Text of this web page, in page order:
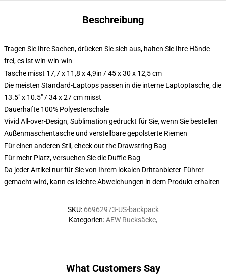
Beschreibung
Tragen Sie Ihre Sachen, drücken Sie sich aus, halten Sie Ihre Hände
frei, es ist win-win-win
Tasche misst 17,7 x 11,8 x 4,9in / 45 x 30 x 12,5 cm
Die meisten Standard-Laptops passen in die interne Laptoptasche, die
13.5" x 10.5" / 34 x 27 cm misst
Dauerhafte 100% Polyesterschale
Vivid All-over-Design, Sublimation gedruckt für Sie, wenn Sie bestellen
Außenmaschentasche und verstellbare gepolsterte Riemen
Für einen anderen Stil, check out the Drawstring Bag
Für mehr Platz, versuchen Sie die Duffle Bag
Da jeder Artikel nur für Sie von Ihrem lokalen Drittanbieter-Führer
gemacht wird, kann es leichte Abweichungen in dem Produkt erhalten
SKU: 66962973-US-backpack
Kategorien:AEW Rucksäcke,
What Customers Say